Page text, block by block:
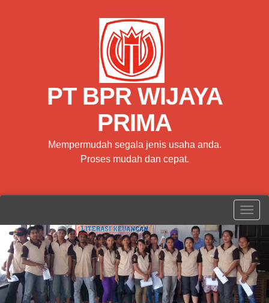
PT BPR WIJAYA
PRIMA
Mempermudah segala jenis usaha anda.
Proses mudah dan cepat.